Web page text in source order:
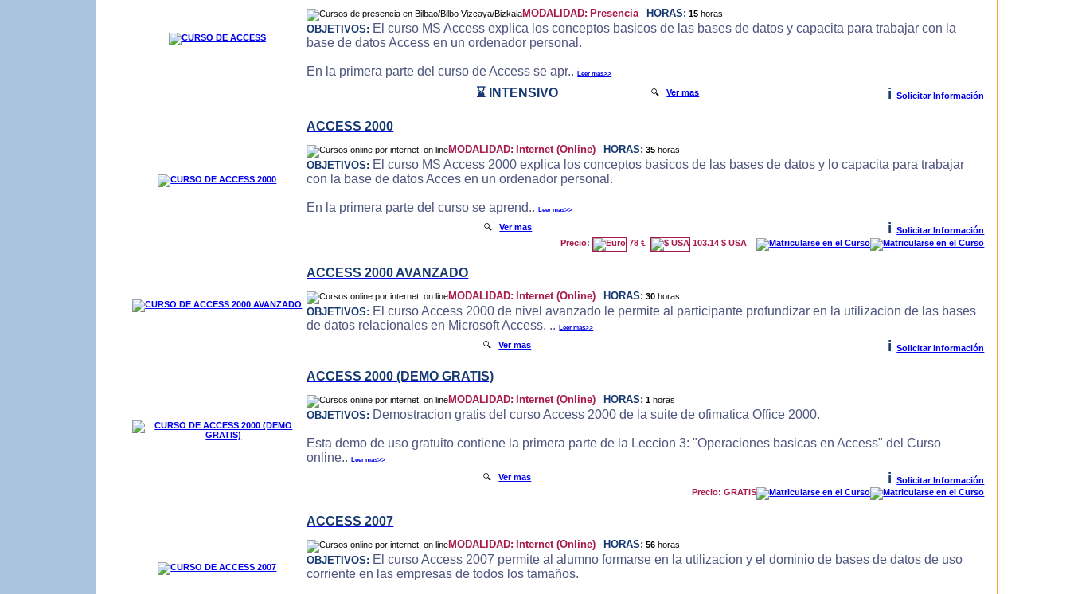
MODALIDAD: Presencia HORAS: 15 horas
OBJETIVOS: El curso MS Access explica los conceptos basicos de las bases de datos y capacita para trabajar con la
base de datos Access en un ordenador personal.
En la primera parte del curso de Access se apr..Leer mas>>
⌛ INTENSIVO 🔍Ver mas i Solicitar Información
ACCESS 2000
MODALIDAD: Internet (Online) HORAS: 35 horas
OBJETIVOS: El curso MS Access 2000 explica los conceptos basicos de las bases de datos y lo capacita para trabajar
con la base de datos Acces en un ordenador personal.
En la primera parte del curso se aprend..Leer mas>>
🔍Ver mas i
Solicitar Información
Precio:
78 € 103.14 $ USA
ACCESS 2000 AVANZADO
MODALIDAD: Internet (Online) HORAS: 30 horas
OBJETIVOS: El curso Access 2000 de nivel avanzado le permite al participante profundizar en la utilizacion de las bases
de datos relacionales en Microsoft Access. ..Leer mas>>
🔍Ver mas i Solicitar Información
ACCESS 2000 (DEMO GRATIS)
MODALIDAD: Internet (Online) HORAS: 1 horas
OBJETIVOS: Demostracion gratis del curso Access 2000 de la suite de ofimatica Office 2000.
Esta demo de uso gratuito contiene la primera parte de la Leccion 3: "Operaciones basicas en Access" del Curso
online..Leer mas>>
🔍Ver mas i
Solicitar Información
Precio: GRATIS
ACCESS 2007
MODALIDAD: Internet (Online) HORAS: 56 horas
OBJETIVOS: El curso Access 2007 permite al alumno formarse en la utilizacion y el dominio de bases de datos de uso
corriente en las empresas de todos los tamaños.